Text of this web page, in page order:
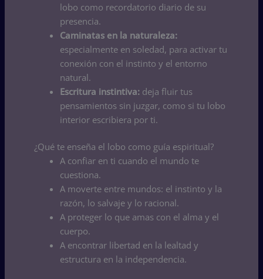
lobo como recordatorio diario de su
presencia.
Caminatas en la naturaleza:
especialmente en soledad, para activar tu
conexión con el instinto y el entorno
natural.
Escritura instintiva:deja fluir tus
pensamientos sin juzgar, como si tu lobo
interior escribiera por ti.
¿Qué te enseña el lobo como guía espiritual?
A confiar en ti cuando el mundo te
cuestiona.
A moverte entre mundos: el instinto y la
razón, lo salvaje y lo racional.
A proteger lo que amas con el alma y el
cuerpo.
A encontrar libertad en la lealtad y
estructura en la independencia.